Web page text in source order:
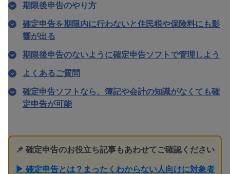
期限後申告のやり方
確定申告を期限内に行わないと住民税や保険料にも影
響が出る
期限後申告のないように確定申告ソフトで管理しよう
よくあるご質問
確定申告ソフトなら、簿記や会計の知識がなくても確
定申告が可能
📌 確定申告のお役立ち記事もあわせてご確認ください
▶ 確定申告とは？まったくわからない人向けに対象者